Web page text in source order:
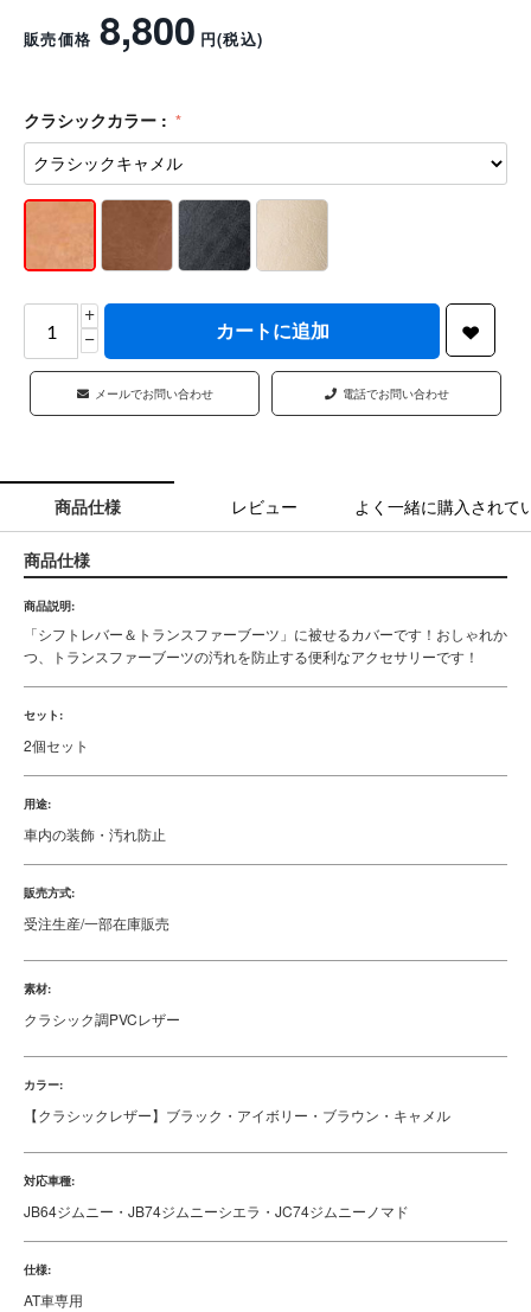
販売価格 8,800 円(税込)
クラシックカラー :
+
−
カートに追加
メールでお問い合わせ 電話でお問い合わせ
商品仕様 レビュー よく一緒に購入されて
商品仕様
商品説明:
「シフトレバー＆トランスファーブーツ」に被せるカバーです！おしゃれか
つ、トランスファーブーツの汚れを防止する便利なアクセサリーです！
セット:
2個セット
用途:
車内の装飾・汚れ防止
販売方式:
受注生産/一部在庫販売
素材:
クラシック調PVCレザー
カラー:
【クラシックレザー】ブラック・アイボリー・ブラウン・キャメル
対応車種:
JB64ジムニー・JB74ジムニーシエラ・JC74ジムニーノマド
仕様:
AT車専用